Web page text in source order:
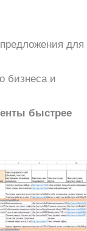
для
бизнеса и
быстрее